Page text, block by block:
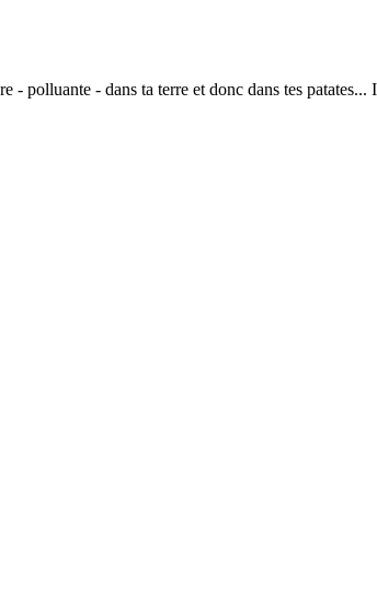
- polluante - dans ta terre et donc dans tes